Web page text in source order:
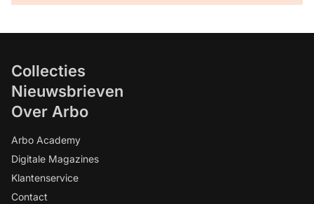
Collecties
Nieuwsbrieven
Over Arbo
Arbo Academy
Digitale Magazines
Klantenservice
Contact